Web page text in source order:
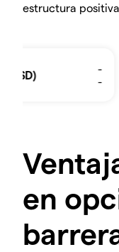
estructura
en